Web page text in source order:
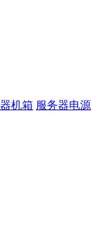
机箱 服务器电源